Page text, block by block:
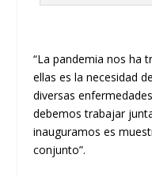
“La pandemia nos ha
ellas es la necesidad
diversas
debemos trabajar
inauguramos es
conjunto”.